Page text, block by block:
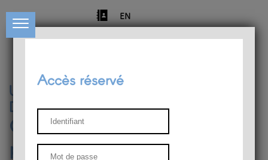
EN
Université de Liège
Département de philosophie
Centre de recherches
phénoménologiques
Accès réservé